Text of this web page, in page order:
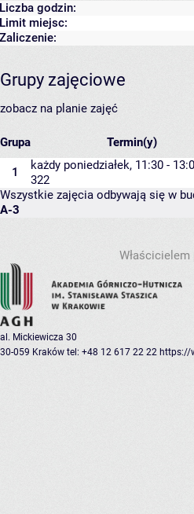
Liczba godzin:
Limit miejsc:
Zaliczenie:
Grupy zajęciowe
zobacz na planie zajęć
Grupa Termin(y)
1 każdy poniedziałek, 11:30 -
322
Wszystkie zajęcia odbywają się w
A-3
al. Mickiewicza 30
30-059 Kraków tel: +48 12 617 22 22 https://